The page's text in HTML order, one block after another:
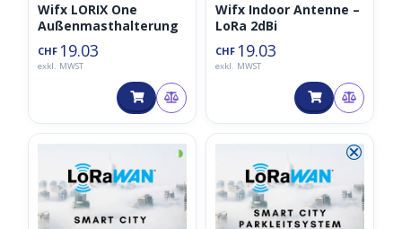
Wifx LORIX One
Außenmasthalterung
CHF 19.03
exkl. MWST
Wifx Indoor Antenne –
LoRa 2dBi
CHF 19.03
exkl. MWST
◑ ⮿